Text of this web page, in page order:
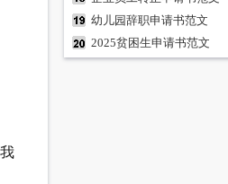
幼儿园辞职申请书范文
2025贫困生申请书范文